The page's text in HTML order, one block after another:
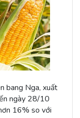
bang Nga, xuất
ngày 28/10
16% so với